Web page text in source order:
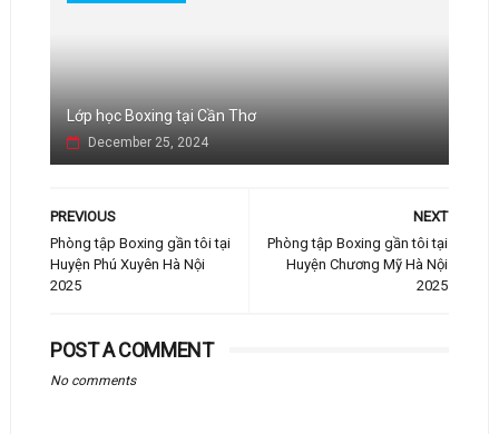
Lớp học Boxing tại Cần Thơ
December 25, 2024
NEXT
Phòng tập Boxing gần tôi tại
Huyện Chương Mỹ Hà Nội
2025
PREVIOUS
Phòng tập Boxing gần tôi tại
Huyện Phú Xuyên Hà Nội
2025
POST A COMMENT
No comments